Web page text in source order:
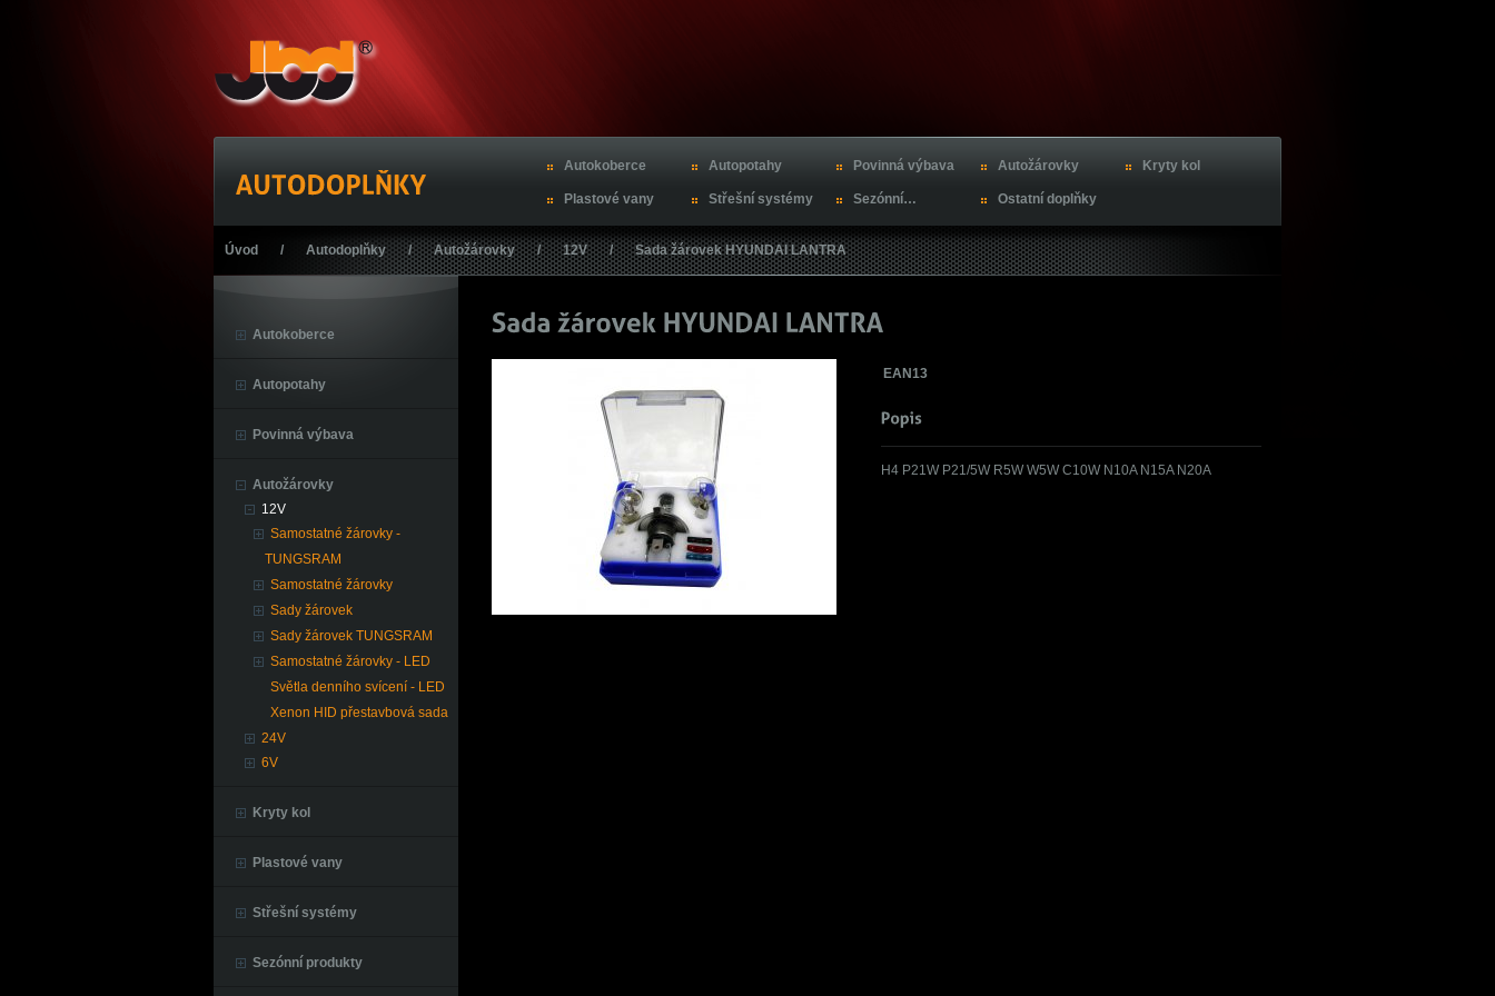
Autokoberce Autopotahy Povinná výbava Autožárovky Kryty kol
Plastové vany Střešní systémy Sezónní… Ostatní doplňky
Úvod / Autodoplňky / Autožárovky / 12V / Sada žárovek HYUNDAI LANTRA
Autokoberce
Autopotahy
Povinná výbava
Autožárovky
12V
Samostatné žárovky -
TUNGSRAM
Samostatné žárovky
Sady žárovek
Sady žárovek TUNGSRAM
Samostatné žárovky - LED
Světla denního svícení - LED
Xenon HID přestavbová sada
24V
6V
Kryty kol
Plastové vany
Střešní systémy
Sezónní produkty
EAN13
H4 P21W P21/5W R5W W5W C10W N10A N15A N20A